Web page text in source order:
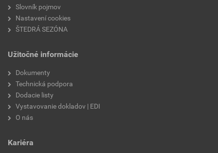
Slovník pojmov
Nastavení cookies
ŠTEDRÁ SEZÓNA
Užitočné informácie
Dokumenty
Technická podpora
Dodacie listy
Vystavovanie dokladov | EDI
O nás
Kariéra